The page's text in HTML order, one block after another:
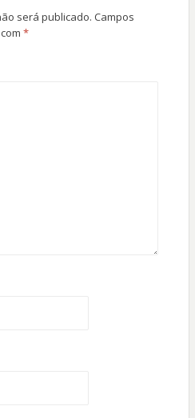
será publicado. Campos
*